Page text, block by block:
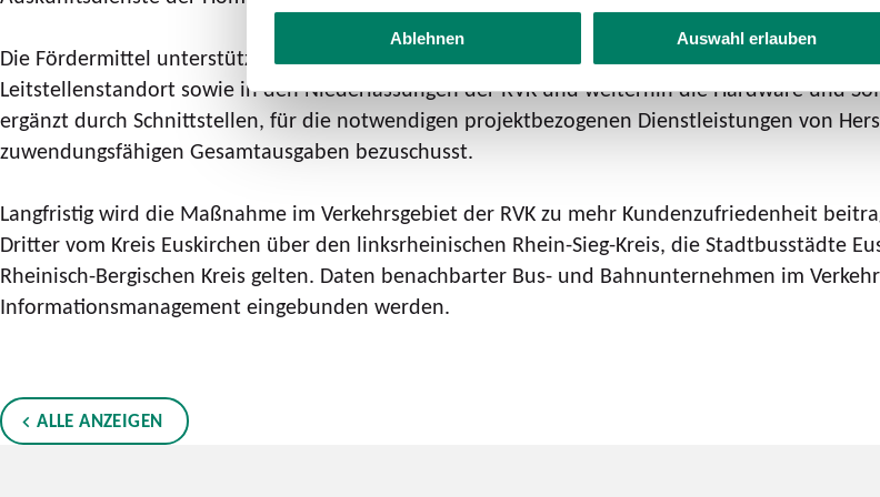
Ablehnen Auswahl erlauben
Die Fördermittel unterstützten die Anschaffung der erforderlichen Hardware und Software der
Leitstellenstandort sowie in den Niederlassungen der RVK und weiterhin die Hardware und
ergänzt durch Schnittstellen, für die notwendigen projektbezogenen Dienstleistungen von
zuwendungsfähigen Gesamtausgaben bezuschusst.
Langfristig wird die Maßnahme im Verkehrsgebiet der RVK zu mehr Kundenzufriedenheit
Dritter vom Kreis Euskirchen über den linksrheinischen Rhein-Sieg-Kreis, die Stadtbusstädte
Rheinisch-Bergischen Kreis gelten. Daten benachbarter Bus- und Bahnunternehmen im
Informationsmanagement eingebunden werden.
ALLE ANZEIGEN